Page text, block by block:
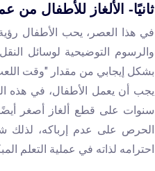
ثانيًا- الألغاز للأطفال من عمر 2 إلى 3
في هذا العصر، يحب الأطفال
والرسوم التوضيحية لوسائل
بشكل إيجابي من مقدار "وقت اللعب"
سنوات على قطع ألغاز أصغر
الحرص على عدم إرباكه، لذلك
احترامه لذاته في عملية التعلم